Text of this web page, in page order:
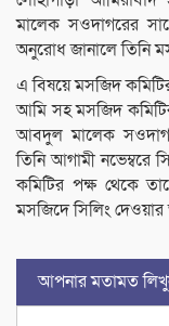
মালেক সওদাগরের
অনুরোধ জানালে তিনি
এ বিষয়ে মসজিদ
আমি সহ মসজিদ
আবদুল মালেক
তিনি আগামী নভেম্বরে
কমিটির পক্ষ থেকে
মসজিদে সিলিং দেওয়ার
আপনার মতামত